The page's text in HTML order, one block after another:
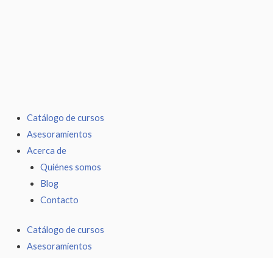
Catálogo de cursos
Asesoramientos
Acerca de
Quiénes somos
Blog
Contacto
Catálogo de cursos
Asesoramientos